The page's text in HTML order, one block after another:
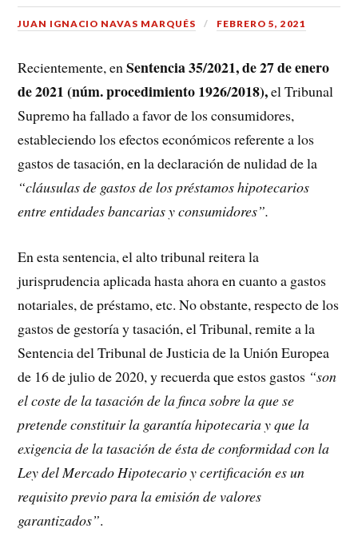
JUAN IGNACIO NAVAS MARQUÉS FEBRERO 5, 2021
Recientemente, enSentencia 35/2021, de 27 de enero
de 2021 (núm. procedimiento 1926/2018),el Tribunal
Supremo ha fallado a favor de los consumidores,
estableciendo los efectos económicos referente a los
gastos de tasación, en la declaración de nulidad de la
“cláusulas de gastos de los préstamos hipotecarios
entre entidades bancarias y consumidores”.
En esta sentencia, el alto tribunal reitera la
jurisprudencia aplicada hasta ahora en cuanto a gastos
notariales, de préstamo, etc. No obstante, respecto de los
gastos de gestoría y tasación, el Tribunal, remite a la
Sentencia del Tribunal de Justicia de la Unión Europea
de 16 de julio de 2020, y recuerda que estos gastos “son
el coste de la tasación de la finca sobre la que se
pretende constituir la garantía hipotecaria y que la
exigencia de la tasación de ésta de conformidad con la
Ley del Mercado Hipotecario y certificación es un
requisito previo para la emisión de valores
garantizados”.